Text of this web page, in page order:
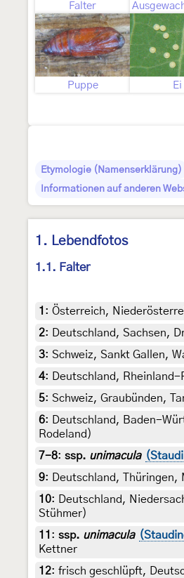
Falter
Puppe Ei
Etymologie (Namenserklärung)
Informationen auf anderen
1. Lebendfotos
1.1. Falter
1 : Österreich,
2: Deutschland, Sachsen,
3: Schweiz, Sankt Gallen,
4: Deutschland,
5: Schweiz, Graubünden,
6:
Deutschland, Baden-
Rodeland)
7-8: ssp. unimacula
9: Deutschland,
10:
Deutschland,
Stühmer)
11 : ssp. unimacula
Kettner
12: frisch geschlüpft,